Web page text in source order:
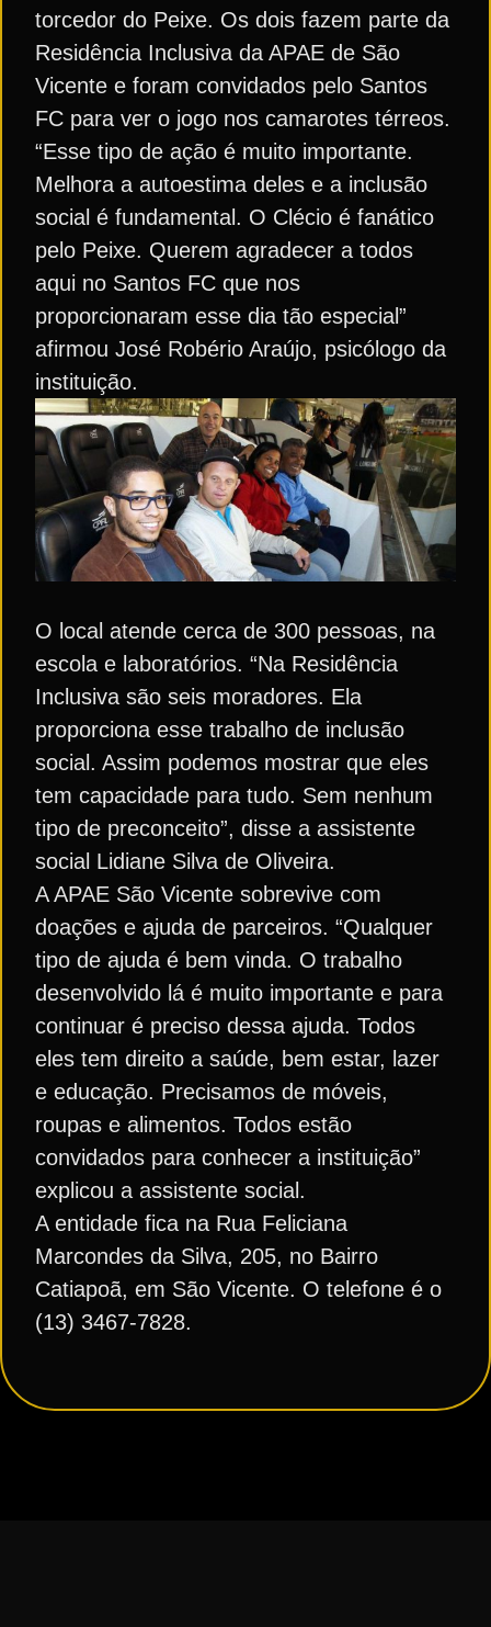
torcedor do Peixe. Os dois fazem parte da
Residência Inclusiva da APAE de São
Vicente e foram convidados pelo Santos
FC para ver o jogo nos camarotes térreos.
“Esse tipo de ação é muito importante.
Melhora a autoestima deles e a inclusão
social é fundamental. O Clécio é fanático
pelo Peixe. Querem agradecer a todos
aqui no Santos FC que nos
proporcionaram esse dia tão especial”
afirmou José Robério Araújo, psicólogo da
instituição.
O local atende cerca de 300 pessoas, na
escola e laboratórios. “Na Residência
Inclusiva são seis moradores. Ela
proporciona esse trabalho de inclusão
social. Assim podemos mostrar que eles
tem capacidade para tudo. Sem nenhum
tipo de preconceito”, disse a assistente
social Lidiane Silva de Oliveira.
A APAE São Vicente sobrevive com
doações e ajuda de parceiros. “Qualquer
tipo de ajuda é bem vinda. O trabalho
desenvolvido lá é muito importante e para
continuar é preciso dessa ajuda. Todos
eles tem direito a saúde, bem estar, lazer
e educação. Precisamos de móveis,
roupas e alimentos. Todos estão
convidados para conhecer a instituição”
explicou a assistente social.
A entidade fica na Rua Feliciana
Marcondes da Silva, 205, no Bairro
Catiapoã, em São Vicente. O telefone é o
(13) 3467-7828.